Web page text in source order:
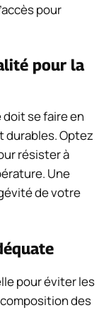
pour
pour la
se faire en
durables. Optez
résister à
Une
de votre
pour éviter les
des